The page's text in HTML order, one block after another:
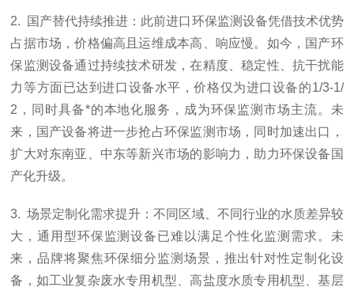
2. 国产替代持续推进：此前进口环保监测设备凭借技术优势
占据市场，价格偏高且运维成本高、响应慢。如今，国产环
保监测设备通过持续技术研发，在精度、稳定性、抗干扰能
力等方面已达到进口设备水平，价格仅为进口设备的1/3-1/
2，同时具备*的本地化服务，成为环保监测市场主流。未
来，国产设备将进一步抢占环保监测市场，同时加速出口，
扩大对东南亚、中东等新兴市场的影响力，助力环保设备国
产化升级。
3. 场景定制化需求提升：不同区域、不同行业的水质差异较
大，通用型环保监测设备已难以满足个性化监测需求。未
来，品牌将聚焦环保细分监测场景，推出针对性定制化设
备，如工业复杂废水专用机型、高盐度水质专用机型、基层